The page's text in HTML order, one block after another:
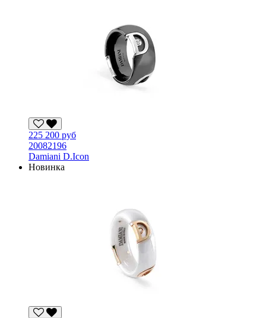
225 200 руб
20082196
Damiani D.Icon
Новинка